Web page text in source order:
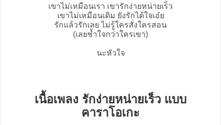
เขาไม่เหมือนเรา เขารักง่ายหน่ายเร็ว
เขาไม่เหมือนเดิม ยังรักได้ใจเอ๋ย
รักแล้วรักเลย ไม่รู้ใครสั่งใครสอน
(เลยช้ำใจกว่าใครเขา)
นะหัวใจ
เนื้อเพลง รักง่ายหน่ายเร็ว แบบ
คาราโอเกะ